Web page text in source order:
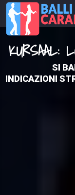
KURSAAL:
SI
INDICAZIONI